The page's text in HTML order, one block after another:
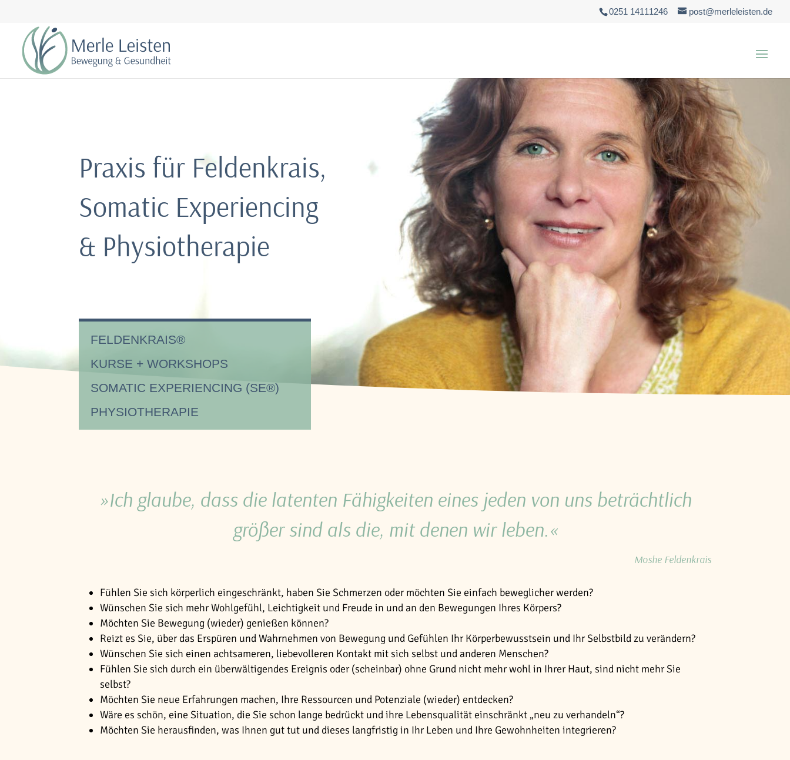
0251 14111246 post@merleleisten.de
Praxis für Feldenkrais,
Somatic Experiencing
& Physiotherapie
FELDENKRAIS®
KURSE + WORKSHOPS
SOMATIC EXPERIENCING (SE®)
PHYSIOTHERAPIE
»Ich glaube, dass die latenten Fähigkeiten eines jeden von uns beträchtlich
größer sind als die, mit denen wir leben.«
Moshe Feldenkrais
Fühlen Sie sich körperlich eingeschränkt, haben Sie Schmerzen oder möchten Sie einfach beweglicher werden?
Wünschen Sie sich mehr Wohlgefühl, Leichtigkeit und Freude in und an den Bewegungen Ihres Körpers?
Möchten Sie Bewegung (wieder) genießen können?
Reizt es Sie, über das Erspüren und Wahrnehmen von Bewegung und Gefühlen Ihr Körperbewusstsein und Ihr Selbstbild zu verändern?
Wünschen Sie sich einen achtsameren, liebevolleren Kontakt mit sich selbst und anderen Menschen?
Fühlen Sie sich durch ein überwältigendes Ereignis oder (scheinbar) ohne Grund nicht mehr wohl in Ihrer Haut, sind nicht mehr Sie
selbst?
Möchten Sie neue Erfahrungen machen, Ihre Ressourcen und Potenziale (wieder) entdecken?
Wäre es schön, eine Situation, die Sie schon lange bedrückt und ihre Lebensqualität einschränkt „neu zu verhandeln“?
Möchten Sie herausfinden, was Ihnen gut tut und dieses langfristig in Ihr Leben und Ihre Gewohnheiten integrieren?